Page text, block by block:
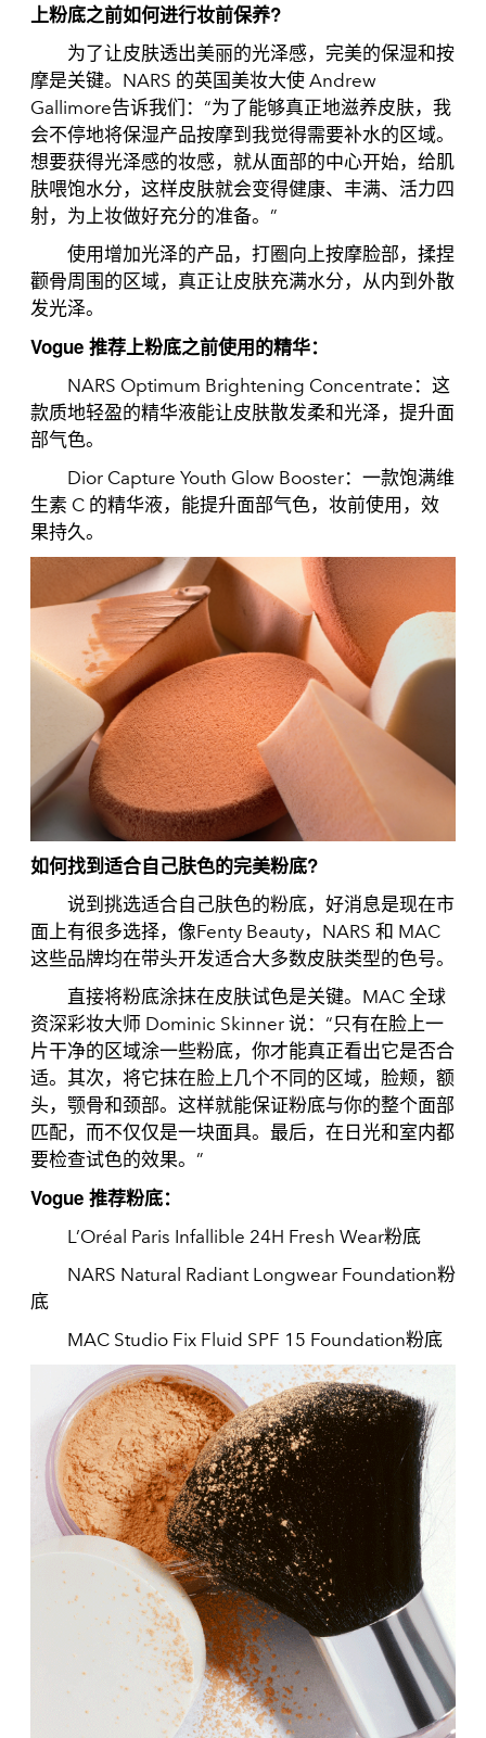
上粉底之前如何进行妆前保养?
为了让皮肤透出美丽的光泽感，完美的保湿和按
摩是关键。NARS 的英国美妆大使 Andrew
Gallimore告诉我们：“为了能够真正地滋养皮肤，我
会不停地将保湿产品按摩到我觉得需要补水的区域。
想要获得光泽感的妆感，就从面部的中心开始，给肌
肤喂饱水分，这样皮肤就会变得健康、丰满、活力四
射，为上妆做好充分的准备。”
使用增加光泽的产品，打圈向上按摩脸部，揉捏
颧骨周围的区域，真正让皮肤充满水分，从内到外散
发光泽。
Vogue 推荐上粉底之前使用的精华：
NARS Optimum Brightening Concentrate：这
款质地轻盈的精华液能让皮肤散发柔和光泽，提升面
部气色。
Dior Capture Youth Glow Booster：一款饱满维
生素 C 的精华液，能提升面部气色，妆前使用，效
果持久。
如何找到适合自己肤色的完美粉底?
说到挑选适合自己肤色的粉底，好消息是现在市
面上有很多选择，像Fenty Beauty，NARS 和 MAC
这些品牌均在带头开发适合大多数皮肤类型的色号。
直接将粉底涂抹在皮肤试色是关键。MAC 全球
资深彩妆大师 Dominic Skinner 说：“只有在脸上一
片干净的区域涂一些粉底，你才能真正看出它是否合
适。其次，将它抹在脸上几个不同的区域，脸颊，额
头，颚骨和颈部。这样就能保证粉底与你的整个面部
匹配，而不仅仅是一块面具。最后，在日光和室内都
要检查试色的效果。”
Vogue 推荐粉底：
L’Oréal Paris Infallible 24H Fresh Wear粉底
NARS Natural Radiant Longwear Foundation粉
底
MAC Studio Fix Fluid SPF 15 Foundation粉底